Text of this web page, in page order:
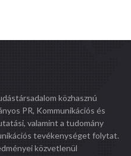
közhasznú
PR, Kommunikációs és
valamint a tudomány
tevékenységet folytat.
közvetlenül